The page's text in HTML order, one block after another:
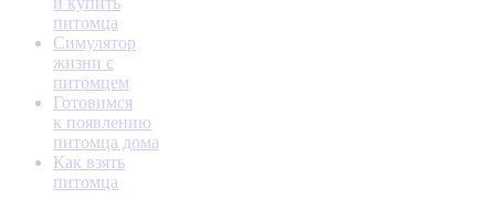
питомца
Симулятор
жизни с
питомцем
Готовимся
к появлению
питомца дома
Как взять
питомца